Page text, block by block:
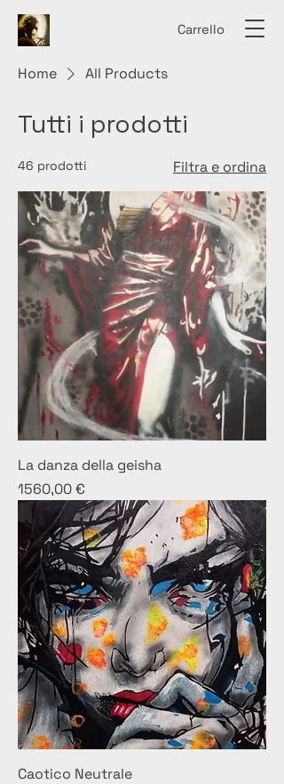
Carrello
Home All Products
Tutti i prodotti
46 prodotti Filtra e ordina
La danza della geisha
Prezzo
1560,00 €
Caotico Neutrale